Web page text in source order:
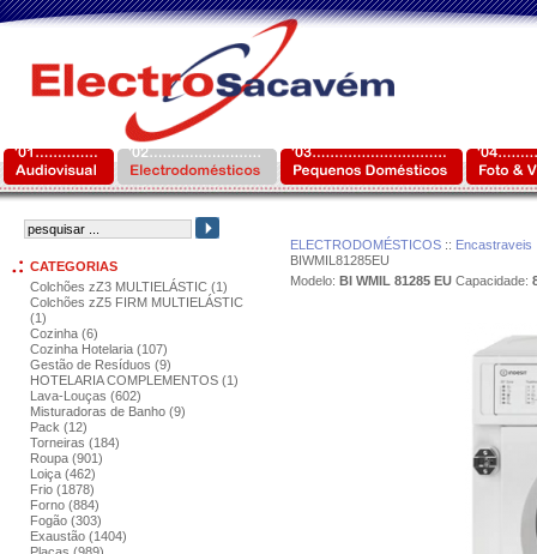
CATEGORIAS
Colchões zZ3 MULTIELÁSTIC (1)
Colchões zZ5 FIRM MULTIELÁSTIC
(1)
Cozinha (6)
Cozinha Hotelaria (107)
Gestão de Resíduos (9)
HOTELARIA COMPLEMENTOS (1)
Lava-Louças (602)
Misturadoras de Banho (9)
Pack (12)
Torneiras (184)
Roupa (901)
Loiça (462)
Frio (1878)
Forno (884)
Fogão (303)
Exaustão (1404)
ELECTRODOMÉSTICOS:: Encastraveis
BIWMIL81285EU
Modelo: BI WMIL 81285 EUCapacidade: